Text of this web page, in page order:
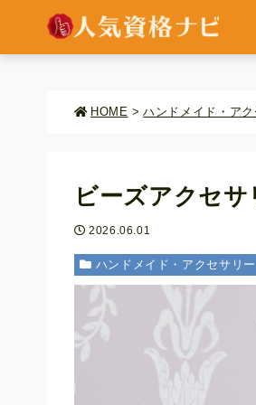
HOME > ハンドメイド・ア
ビーズアクセ
2026.06.01
ハンドメイド・アクセサリ